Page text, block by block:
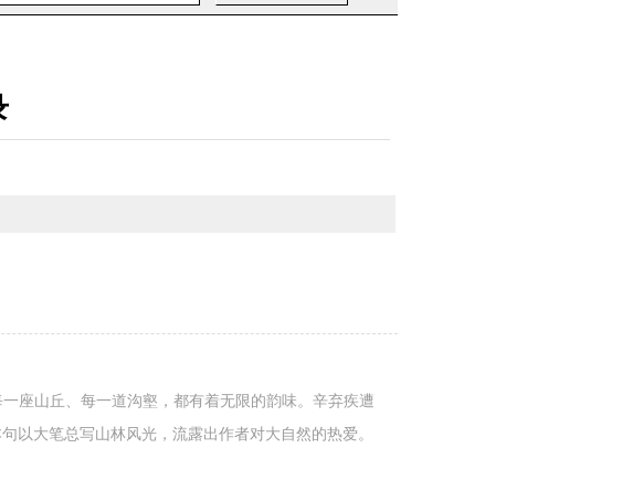
座山丘、每一道沟壑，都有着无限的韵味。辛弃疾遭
以大笔总写山林风光，流露出作者对大自然的热爱。